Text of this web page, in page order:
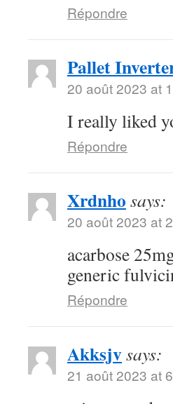
Répondre
Pallet
20 août 2023 at
I really liked
Répondre
Xrdnho says:
20 août 2023 at
acarbose
generic
Répondre
Akksjvsays:
21 août 2023 at